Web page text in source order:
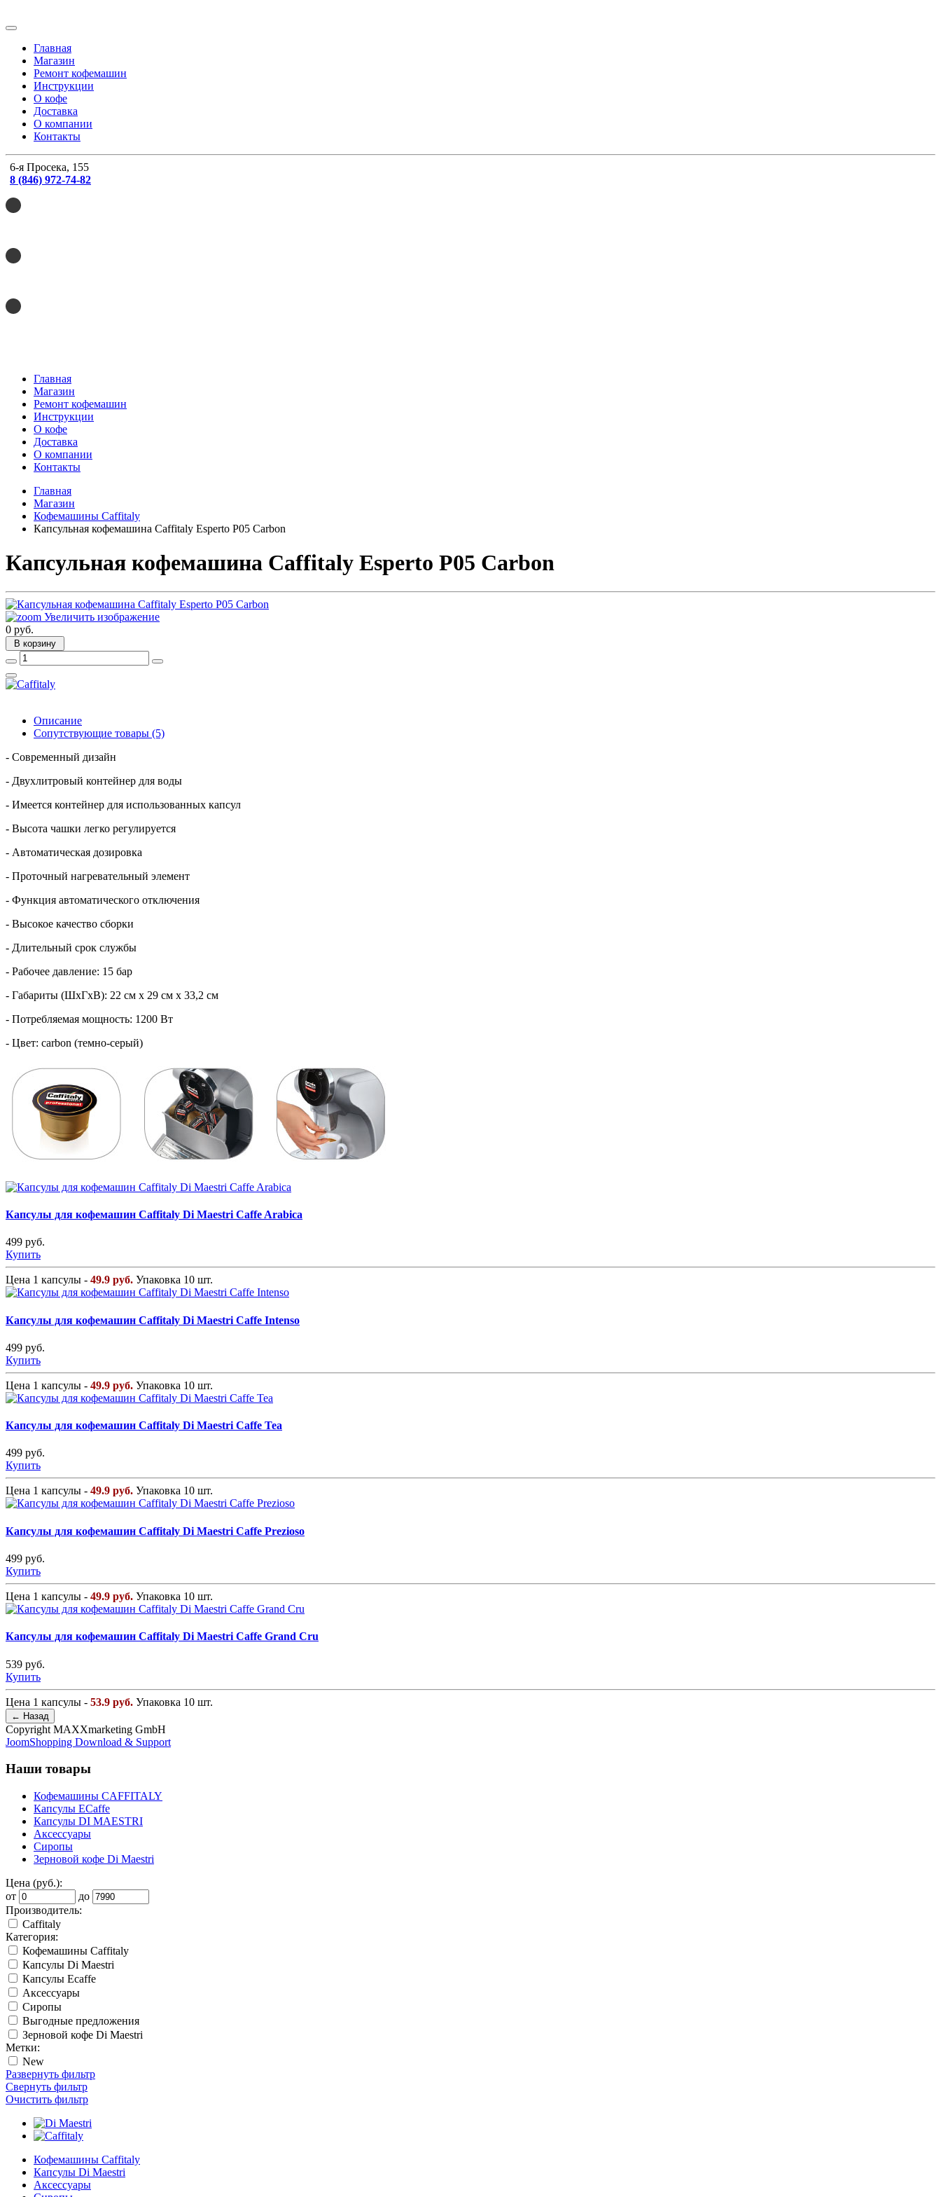
Главная
Магазин
Ремонт кофемашин
Инструкции
О кофе
Доставка
О компании
Контакты
6-я Просека, 155
8 (846) 972-74-82
Главная
Магазин
Ремонт кофемашин
Инструкции
О кофе
Доставка
О компании
Контакты
Главная
Магазин
Кофемашины Caffitaly
Капсульная кофемашина Caffitaly Esperto P05 Carbon
Капсульная кофемашина Caffitaly Esperto P05 Carbon
Увеличить изображение
0 руб.
В корзину
Описание
Сопутствующие товары (5)
- Современный дизайн
- Двухлитровый контейнер для воды
- Имеется контейнер для использованных капсул
- Высота чашки легко регулируется
- Автоматическая дозировка
- Проточный нагревательный элемент
- Функция автоматического отключения
- Высокое качество сборки
- Длительный срок службы
- Рабочее давление: 15 бар
- Габариты (ШxГxВ): 22 см х 29 см х 33,2 см
- Потребляемая мощность: 1200 Вт
- Цвет: carbon (темно-серый)
Капсулы для кофемашин Caffitaly Di Maestri Caffe Arabica
499 руб.
Купить
Цена 1 капсулы - 49.9 руб. Упаковка 10 шт.
Капсулы для кофемашин Caffitaly Di Maestri Caffe Intenso
499 руб.
Купить
Цена 1 капсулы - 49.9 руб. Упаковка 10 шт.
Капсулы для кофемашин Caffitaly Di Maestri Caffe Tea
499 руб.
Купить
Цена 1 капсулы - 49.9 руб. Упаковка 10 шт.
Капсулы для кофемашин Caffitaly Di Maestri Caffe Prezioso
499 руб.
Купить
Цена 1 капсулы - 49.9 руб. Упаковка 10 шт.
Капсулы для кофемашин Caffitaly Di Maestri Caffe Grand Cru
539 руб.
Купить
Цена 1 капсулы - 53.9 руб. Упаковка 10 шт.
Copyright MAXXmarketing GmbH
JoomShopping Download & Support
Наши товары
Кофемашины CAFFITALY
Капсулы ECaffe
Капсулы DI MAESTRI
Аксессуары
Сиропы
Зерновой кофе Di Maestri
Цена (руб.):
от
до
Производитель:
Caffitaly
Категория:
Кофемашины Caffitaly
Капсулы Di Maestri
Капсулы Ecaffe
Аксессуары
Сиропы
Выгодные предложения
Зерновой кофе Di Maestri
Метки:
New
Развернуть фильтр
Свернуть фильтр
Очистить фильтр
Кофемашины Caffitaly
Капсулы Di Maestri
Аксессуары